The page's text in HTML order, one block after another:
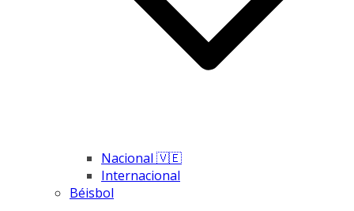
Nacional 🇻🇪
Internacional
Béisbol